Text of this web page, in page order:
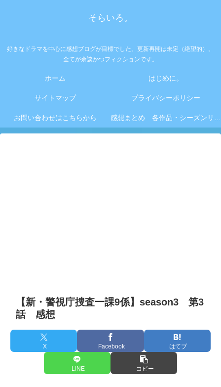
そらいろ。
好きなドラマを中心に感想ブログが目標でした。更新再開は未定（絶望的）。
全てが余談かつフィクションです。
ホーム はじめに。
サイトマップ プライバシーポリシー
お問い合わせはこちらから 感想まとめ 各作品・シーズンリンク集
【新・警視庁捜査一課9係】season3 第3
話 感想
X Facebook はてブ
LINE コピー